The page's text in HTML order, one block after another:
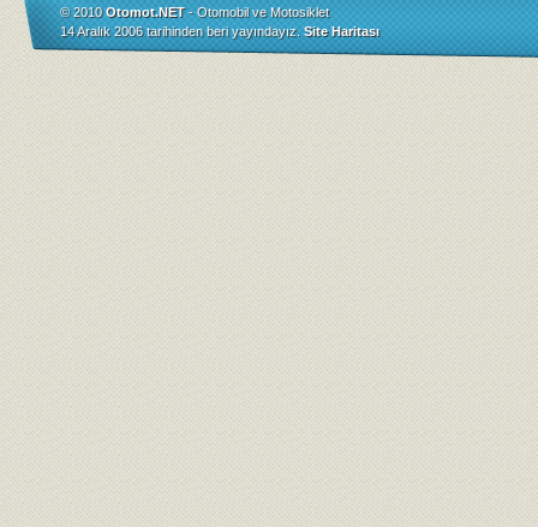
© 2010Otomot.NET- Otomobil ve Motosiklet
14 Aralık 2006 tarihinden beri yayındayız. Site Haritası